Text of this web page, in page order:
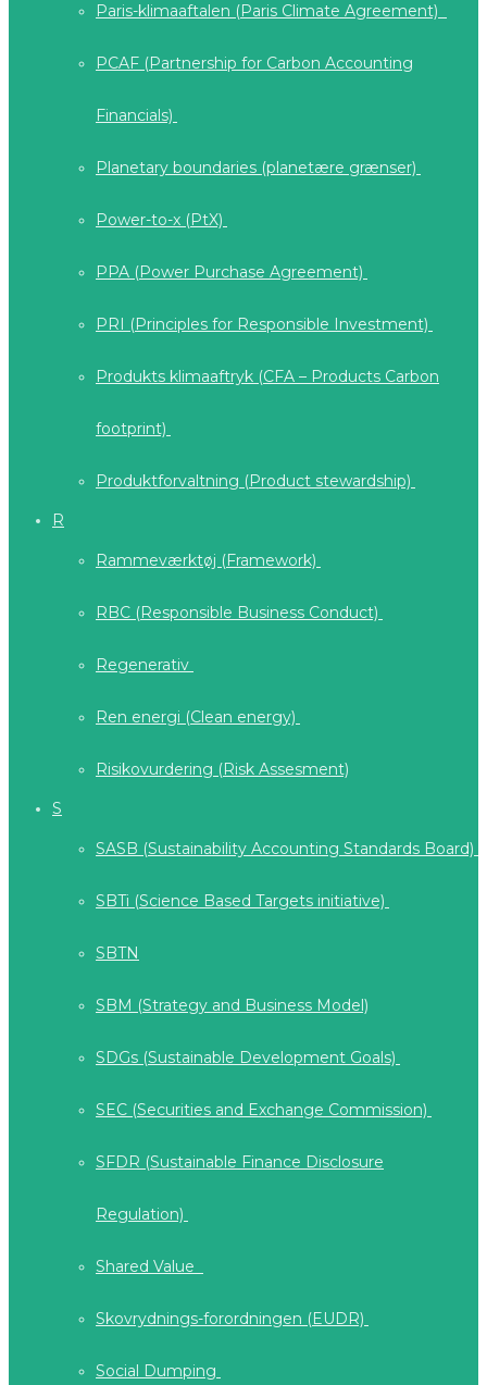
Paris-klimaaftalen (Paris Climate Agreement)
PCAF (Partnership for Carbon Accounting
Financials)
Planetary boundaries (planetære grænser)
Power-to-x (PtX)
PPA (Power Purchase Agreement)
PRI (Principles for Responsible Investment)
Produkts klimaaftryk (CFA – Products Carbon
footprint)
Produktforvaltning (Product stewardship)
R
Rammeværktøj (Framework)
RBC (Responsible Business Conduct)
Regenerativ
Ren energi (Clean energy)
Risikovurdering (Risk Assesment)
S
SASB (Sustainability Accounting Standards Board)
SBTi (Science Based Targets initiative)
SBTN
SBM (Strategy and Business Model)
SDGs (Sustainable Development Goals)
SEC (Securities and Exchange Commission)
SFDR (Sustainable Finance Disclosure
Regulation)
Shared Value
Skovrydnings-forordningen (EUDR)
Social Dumping